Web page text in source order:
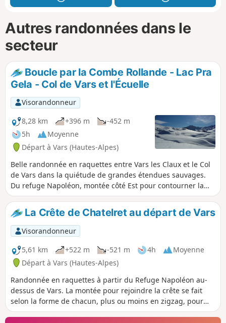
Autres randonnées dans le
secteur
Boucle par la Combe Rollande - Lac Pra
Gela - Col de Vars et l'Écuelle
Visorandonneur
8,28 km
+396 m
-452 m
5h
Moyenne
Départ à Vars (Hautes-Alpes)
Belle randonnée en raquettes entre Vars les Claux et le Col
de Vars dans la quiétude de grandes étendues sauvages.
Du refuge Napoléon, montée côté Est pour contourner la
Combe Rollande puis passage par le Lac de Pra Gela et le
Col de Vars. Ensuite, nouvelle montée côté Ouest à la
Cabane de l'Écuelle et redescente sur Vars les Claux.
La Crête de Chatelret au départ de Vars
Visorandonneur
5,61 km
+522 m -521 m 4h
Moyenne
Départ à Vars (Hautes-Alpes)
Randonnée en raquettes à partir du Refuge Napoléon au-
dessus de Vars. La montée pour rejoindre la crête se fait
selon la forme de chacun, plus ou moins en zigzag, pour
rejoindre le premier col bien visible à 2528 m. Beaucoup de